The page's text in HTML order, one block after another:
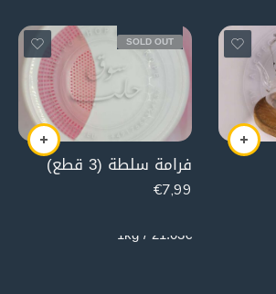
SOLD OUT
فرامة سلطة (3 قطع)
€7,99
21.03€ / 1kg